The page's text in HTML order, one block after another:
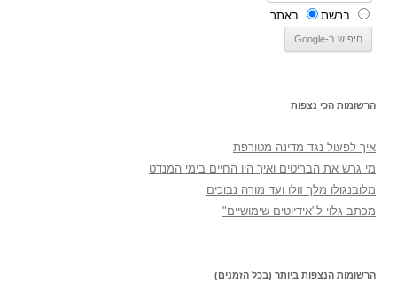
ברשת באתר
הרשומות הכי נצפות
איך לפעול נגד מדינה מטורפת
מי גרש את הבריטים ואיך היו החיים בימי המנדט
מלובנגולו מלך זולו ועד מורה נבוכים
מכתב גלוי ל"אידיוטים שימושיים"
הרשומות הנצפות ביותר (בכל הזמנים)